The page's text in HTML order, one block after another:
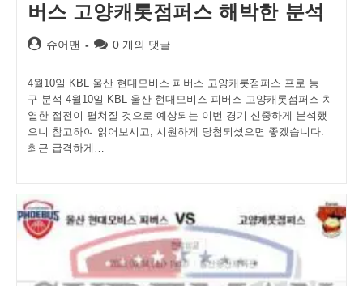
버스 고양캐롯점퍼스 해박한 분석
Post슈어맨
Post0 개의 댓글
4월10일 KBL 울산 현대모비스 피버스 고양캐롯점퍼스 프로 농
구 분석 4월10일 KBL 울산 현대모비스 피버스 고양캐롯점퍼스 치
열한 접전이 펼쳐질 것으로 예상되는 이번 경기 신중하게 분석했
으니 참고하여 읽어보시고, 시원하게 당첨되셨으면 좋겠습니다.
최근 급격하게…